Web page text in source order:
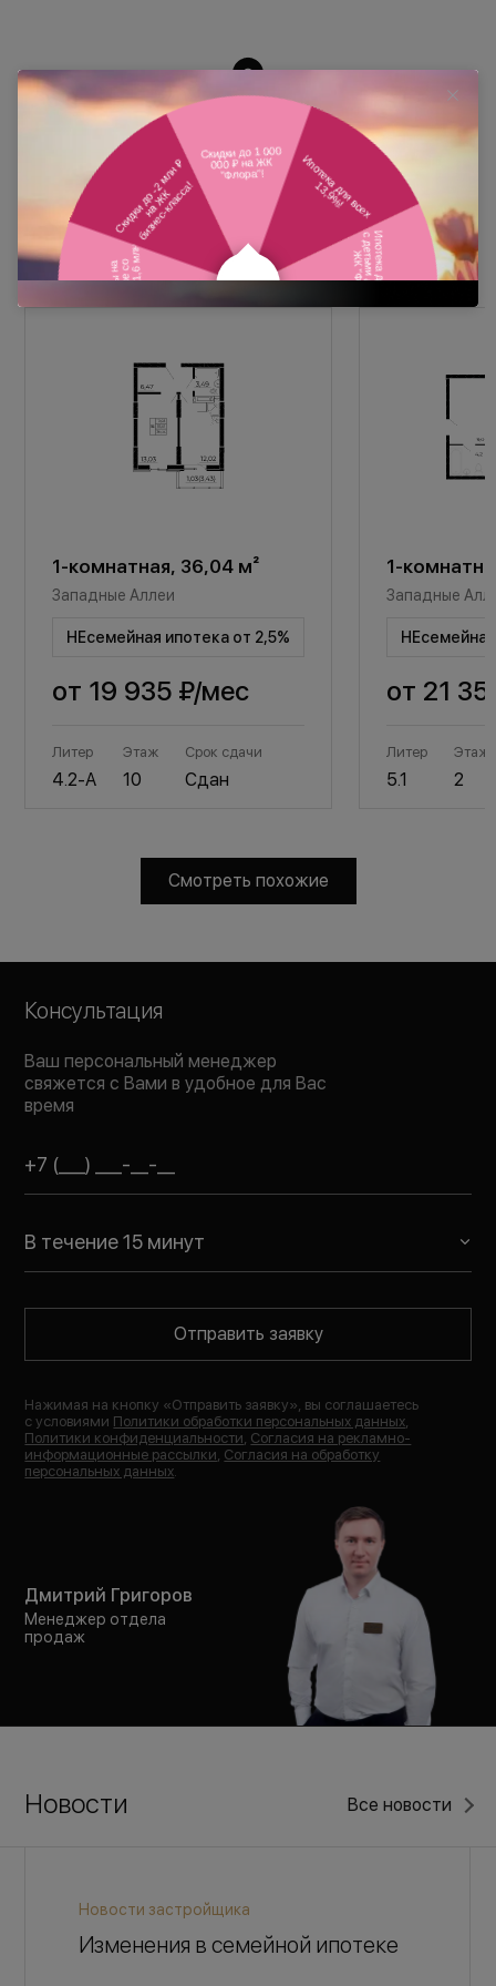
Похожие планировки
1-комнатная, 36,04 м²
Западные Аллеи
НЕсемейная ипотека от 2,5%
от 19 935 ₽/мес
Литер
4.2-А
Этаж
10
Срок сдачи
Сдан
1-
Западные
от 21
Литер
5.1
Этаж
2
Смотреть похожие
Консультация
Ваш персональный менеджер
свяжется с Вами в удобное для Вас
время
В течение 15 минут
Отправить заявку
Нажимая на кнопку «Отправить заявку», вы соглашаетесь
с условиями Политики обработки персональных данных
Политики конфиденциальности Согласия на рекламно-
информационные рассылки Согласия на обработку
персональных данных
Дмитрий Григоров
Менеджер отдела
продаж
Новости Все новости
Новости застройщика
Изменения в семейной ипотеке